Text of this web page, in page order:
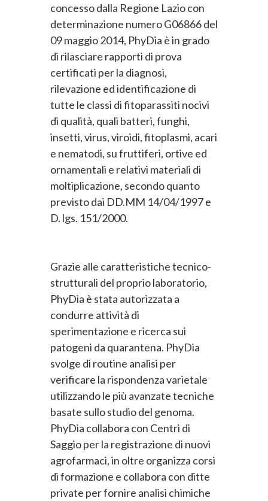
concesso dalla Regione Lazio con
determinazione numero G06866 del
09 maggio 2014, PhyDia è in grado
di rilasciare rapporti di prova
certificati per la diagnosi,
rilevazione ed identificazione di
tutte le classi di fitoparassiti nocivi
di qualità, quali batteri, funghi,
insetti, virus, viroidi, fitoplasmi, acari
e nematodi, su fruttiferi, ortive ed
ornamentali e relativi materiali di
moltiplicazione, secondo quanto
previsto dai DD.MM 14/04/1997 e
D. lgs. 151/2000.
Grazie alle caratteristiche tecnico-
strutturali del proprio laboratorio,
PhyDia è stata autorizzata a
condurre attività di
sperimentazione e ricerca sui
patogeni da quarantena. PhyDia
svolge di routine analisi per
verificare la rispondenza varietale
utilizzando le più avanzate tecniche
basate sullo studio del genoma.
PhyDia collabora con Centri di
Saggio per la registrazione di nuovi
agrofarmaci, in oltre organizza corsi
di formazione e collabora con ditte
private per fornire analisi chimiche